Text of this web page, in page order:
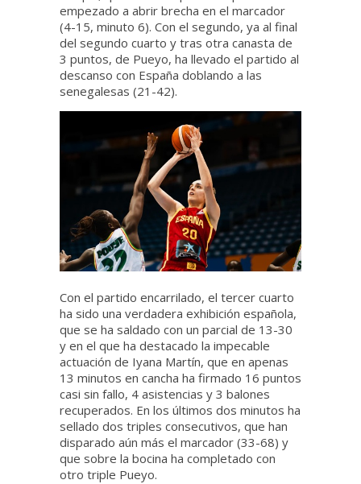
empezado a abrir brecha en el marcador
(4-15, minuto 6). Con el segundo, ya al final
del segundo cuarto y tras otra canasta de
3 puntos, de Pueyo, ha llevado el partido al
descanso con España doblando a las
senegalesas (21-42).
Con el partido encarrilado, el tercer cuarto
ha sido una verdadera exhibición española,
que se ha saldado con un parcial de 13-30
y en el que ha destacado la impecable
actuación de Iyana Martín, que en apenas
13 minutos en cancha ha firmado 16 puntos
casi sin fallo, 4 asistencias y 3 balones
recuperados. En los últimos dos minutos ha
sellado dos triples consecutivos, que han
disparado aún más el marcador (33-68) y
que sobre la bocina ha completado con
otro triple Pueyo.